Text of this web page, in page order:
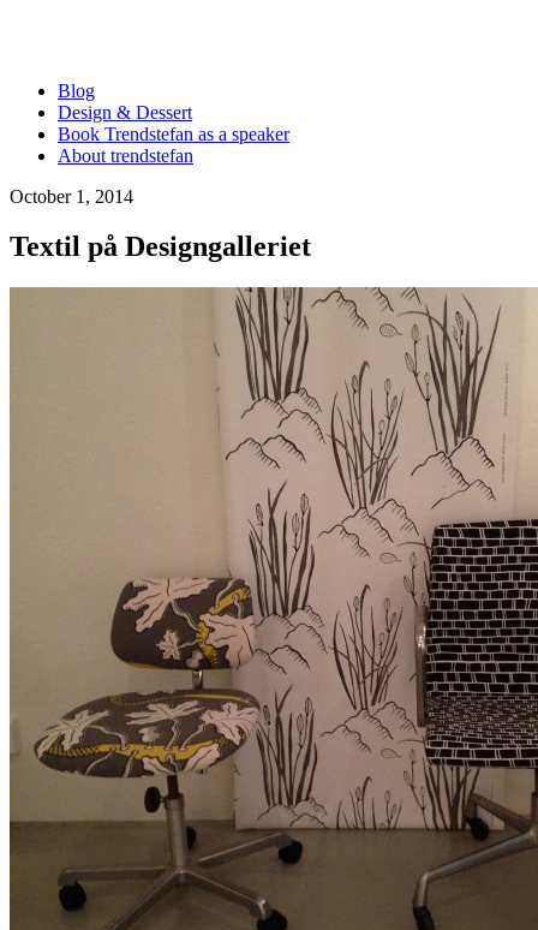
Blog
Design & Dessert
Book Trendstefan as a speaker
About trendstefan
October 1, 2014
Textil på Designgalleriet